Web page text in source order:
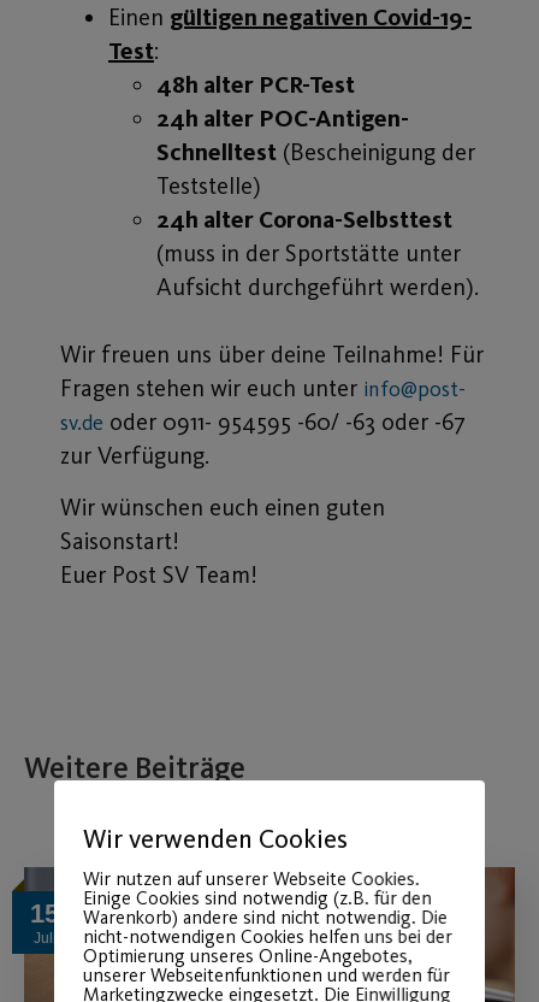
Einen gültigen negativen Covid-19-
Test:
48h alter PCR-Test
24h alter POC-Antigen-
Schnelltest (Bescheinigung der
Teststelle)
24h alter Corona-Selbsttest
(muss in der Sportstätte unter
Aufsicht durchgeführt werden).
Wir freuen uns über deine Teilnahme! Für
Fragen stehen wir euch unter info@post-
sv.de oder 0911- 954595 -60/ -63 oder -67
zur Verfügung.
Wir wünschen euch einen guten
Saisonstart!
Euer Post SV Team!
Weitere Beiträge
15
Juli
Wir verwenden Cookies
Wir nutzen auf unserer Webseite Cookies.
Einige Cookies sind notwendig (z.B. für den
Warenkorb) andere sind nicht notwendig. Die
nicht-notwendigen Cookies helfen uns bei der
Optimierung unseres Online-Angebotes,
unserer Webseitenfunktionen und werden für
Marketingzwecke eingesetzt. Die Einwilligung